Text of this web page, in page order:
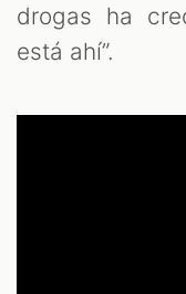
drogas ha
está ahí”.